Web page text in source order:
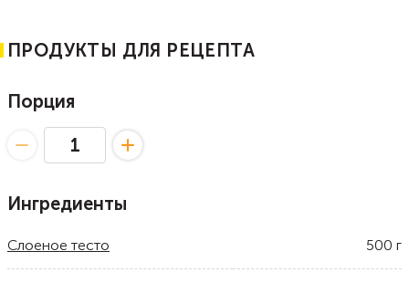
ПРОДУКТЫ ДЛЯ РЕЦЕПТА
Порция
Ингредиенты
Слоеное тесто 500 г